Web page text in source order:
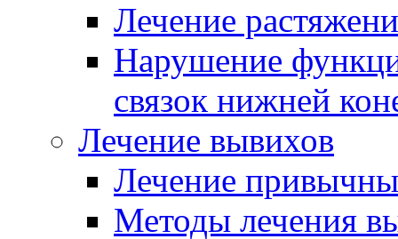
Лечение
Нарушение
связок нижней
Лечение вывихов
Лечение
Методы лечения